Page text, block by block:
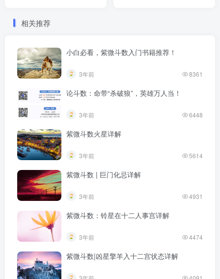
相关推荐
小白必看，紫微斗数入门书籍推荐！
3年前 8361
论斗数：命带“杀破狼”，英雄万人当！
3年前 6448
紫微斗数火星详解
3年前 5614
紫微斗数 | 巨门化忌详解
3年前 4931
紫微斗数：铃星在十二人事宫详解
3年前 4474
紫微斗数|凶星擎羊入十二宫状态详解​